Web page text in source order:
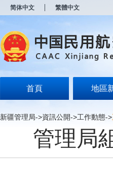
简体中文 繁體中文
首頁 地區
新疆管理局->資訊公開->工作動態->
管理局
开
无
障
说
按
Alt
键